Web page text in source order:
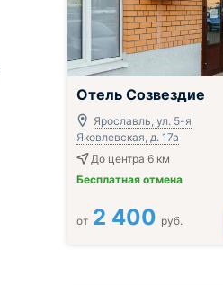
Отель Созвездие
Ярославль, ул. 5-я
Яковлевская, д. 17а
До центра 6 км
Бесплатная отмена
от 2 400 руб.